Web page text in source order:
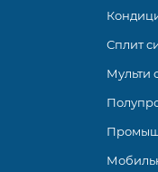
Сплит
Мульти